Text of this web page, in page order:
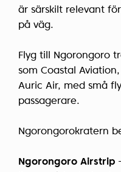
är särskilt relevant
på väg.
Flyg till Ngorongoro
som Coastal
Auric Air, med små
passagerare.
Ngorongorokratern
Ngorongoro Airstrip